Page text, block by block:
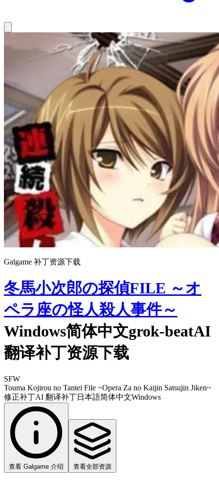
Galgame 补丁资源下载
冬馬小次郎の探偵FILE ～オ
ペラ座の怪人殺人事件～
Windows简体中文grok-beatAI
翻译补丁资源下载
SFW
Touma Kojirou no Tantei File ~Opera Za no Kaijin Satsujin Jiken~
修正补丁AI 翻译补丁日本語简体中文Windows
查看 Galgame 介绍 查看全部资源